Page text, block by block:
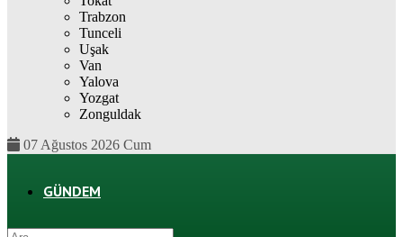
Trabzon
Tunceli
Uşak
Van
Yalova
Yozgat
Zonguldak
07 Ağustos 2026 Cum
GÜNDEM